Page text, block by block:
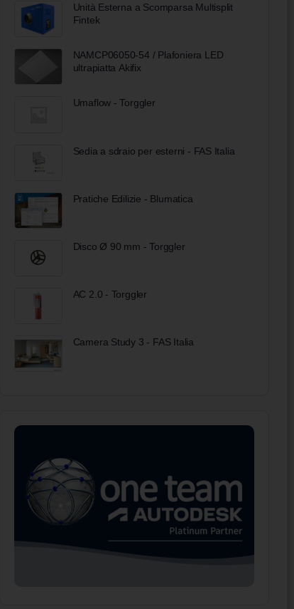
Unità Esterna a Scomparsa Multisplit
Fintek
NAMCP06050-54 / Plafoniera LED
ultrapiatta Akifix
Umaflow - Torggler
Sedia a sdraio per esterni - FAS Italia
Pratiche Edilizie - Blumatica
Disco Ø 90 mm - Torggler
AC 2.0 - Torggler
Camera Study 3 - FAS Italia